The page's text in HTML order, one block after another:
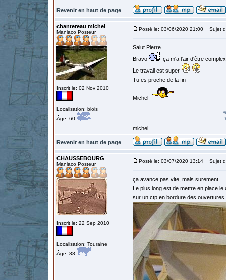
Revenir en haut de page
chantereau michel
Maniaco Posteur
Inscrit le: 02 Nov 2010
Localisation: blois
Âge: 60
Posté le: 03/06/2020 21:00 Sujet
Salut Pierre
Bravo
ça m'a l'air d'être
Le travail est super
Tu es proche de la fin
Michel
michel
Revenir en haut de page
CHAUSSEBOURG
Maniaco Posteur
Inscrit le: 22 Sep 2010
Localisation: Touraine
Âge: 88
Posté le: 03/07/2020 13:14 Sujet
ça avance pas vite, mais surement...
Le plus long est de mettre en place
sur un ctp en bordure des